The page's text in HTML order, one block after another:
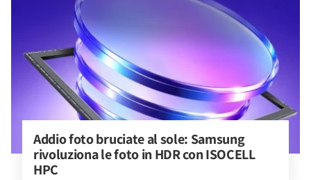
Addio foto bruciate al sole: Samsung
rivoluziona le foto in HDR con ISOCELL
HPC